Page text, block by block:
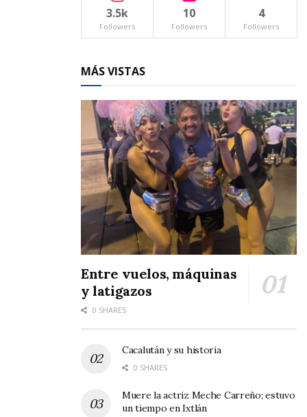
3.5k
Followers
10
Followers
4
Followers
MÁS VISTAS
Entre vuelos, máquinas
y latigazos
0 SHARES
Cacalután y su historia
0 SHARES
Muere la actriz Meche Carreño; estuvo
un tiempo en Ixtlán